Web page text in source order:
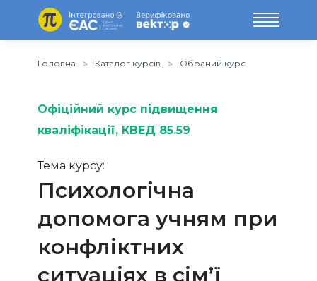
Головна Каталог курсів Обраний курс
Офіційний курс підвищення
кваліфікації, КВЕД 85.59
Тема курсу:
Психологічна
допомога учням при
конфліктних
ситуаціях в сім’ї